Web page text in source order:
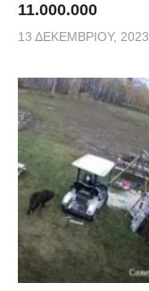
11.000.000
13 ΔΕΚΕΜΒΡΊΟΥ, 2023